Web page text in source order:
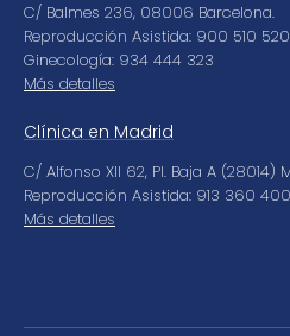
C/ Balmes 236, 08006 Barcelona.
Reproducción Asistida: 900 510 520
Ginecología: 934 444 323
Más detalles
Clínica en Madrid
C/ Alfonso XII 62, Pl. Baja A (28014)
Reproducción Asistida: 913 360 400
Más detalles